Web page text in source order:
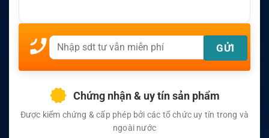
Chứng nhận & uy tín sản phẩm
Được kiểm chứng & cấp phép bởi các tổ chức uy tín trong và
ngoài nước